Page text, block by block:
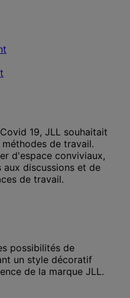
19, JLL souhaitait
de travail.
d'espace conviviaux,
discussions et de
de travail.
possibilités de
un style décoratif
de la marque JLL.